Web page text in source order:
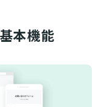
基本機能